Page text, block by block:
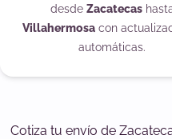
desde Zacatecas
Villahermosa con
automáticas.
Cotiza tu envío de